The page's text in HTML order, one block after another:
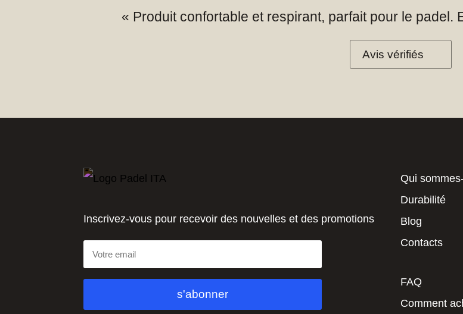
« Produit confortable et respirant, parfait pour le padel.
Avis vérifiés
Inscrivez-vous pour recevoir des nouvelles et des promotions
Qui
Durabilité
Blog
Contacts
FAQ
Comment